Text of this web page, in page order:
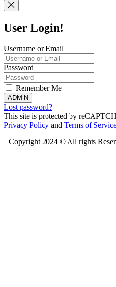
User Login!
Username or Email
Password
Remember Me
ADMIN
Lost password?
This site is protected by
Privacy Policy and Terms of Service
Copyright 2024 © All rights